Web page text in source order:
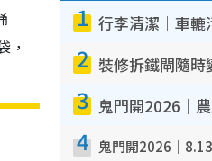
，
1
2
3
4